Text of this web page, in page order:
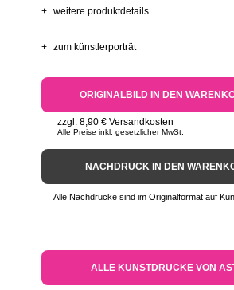
+ weitere produktdetails
+ zum künstlerporträt
ORIGINALBILD IN DEN
zzgl. 8,90 € Versandkosten
Alle Preise inkl. gesetzlicher MwSt.
NACHDRUCK IN DEN
Alle Nachdrucke sind im Originalformat auf
ALLE KUNSTDRUCKE VON